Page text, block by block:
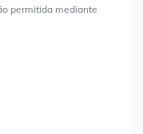
permitida mediante